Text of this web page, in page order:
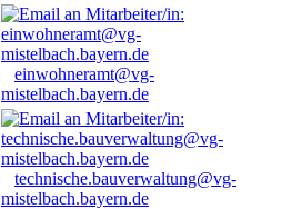
einwohneramt@vg-
mistelbach.bayern.de
technische.bauverwaltung@vg-
mistelbach.bayern.de